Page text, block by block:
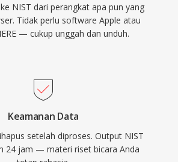
NIST dari perangkat apa pun yang
Tidak perlu software Apple atau
— cukup unggah dan unduh.
Keamanan Data
setelah diproses. Output NIST
24 jam — materi riset bicara Anda